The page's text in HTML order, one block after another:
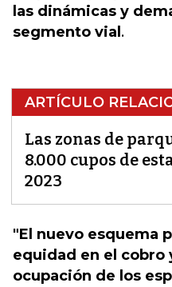
las dinámicas y
segmento vial .
ARTÍCULO
Las zonas de
8.000 cupos de
2023
"El nuevo esquema
equidad en el cobro
ocupación de los